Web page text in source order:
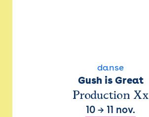
danse
Gush is Great
Production Xx
10 → 11 nov.